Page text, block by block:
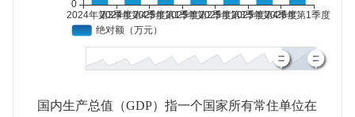
国内生产总值（GDP）指一个国家所有常住单位在